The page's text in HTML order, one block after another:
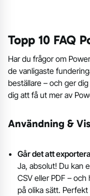
Topp 10 FAQ
Har du frågor om
de vanligaste
beställare – och ger
dig att få ut mer av
Användning &
Går det att
Ja, absolut! Du kan
CSV eller PDF –
på olika sätt.